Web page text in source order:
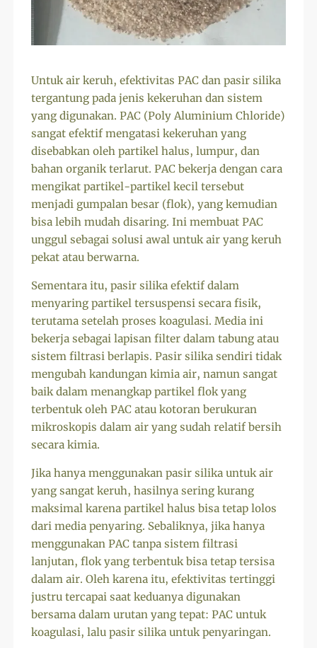
Untuk air keruh, efektivitas PAC dan pasir silika
tergantung pada jenis kekeruhan dan sistem
yang digunakan. PAC (Poly Aluminium Chloride)
sangat efektif mengatasi kekeruhan yang
disebabkan oleh partikel halus, lumpur, dan
bahan organik terlarut. PAC bekerja dengan cara
mengikat partikel-partikel kecil tersebut
menjadi gumpalan besar (flok), yang kemudian
bisa lebih mudah disaring. Ini membuat PAC
unggul sebagai solusi awal untuk air yang keruh
pekat atau berwarna.
Sementara itu, pasir silika efektif dalam
menyaring partikel tersuspensi secara fisik,
terutama setelah proses koagulasi. Media ini
bekerja sebagai lapisan filter dalam tabung atau
sistem filtrasi berlapis. Pasir silika sendiri tidak
mengubah kandungan kimia air, namun sangat
baik dalam menangkap partikel flok yang
terbentuk oleh PAC atau kotoran berukuran
mikroskopis dalam air yang sudah relatif bersih
secara kimia.
Jika hanya menggunakan pasir silika untuk air
yang sangat keruh, hasilnya sering kurang
maksimal karena partikel halus bisa tetap lolos
dari media penyaring. Sebaliknya, jika hanya
menggunakan PAC tanpa sistem filtrasi
lanjutan, flok yang terbentuk bisa tetap tersisa
dalam air. Oleh karena itu, efektivitas tertinggi
justru tercapai saat keduanya digunakan
bersama dalam urutan yang tepat: PAC untuk
koagulasi, lalu pasir silika untuk penyaringan.